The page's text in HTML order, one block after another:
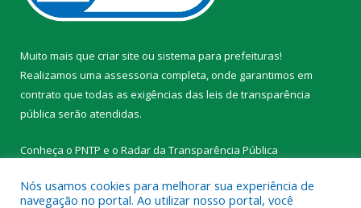
Muito mais que criar site ou sistema para prefeituras!
Realizamos uma assessoria completa, onde garantimos em
contrato que todas as exigências das leis de transparência
pública serão atendidas.
Conheça o PNTP e o Radar da Transparência Pública
Nós usamos cookies para melhorar sua experiência de
navegação no portal. Ao utilizar nosso portal, você